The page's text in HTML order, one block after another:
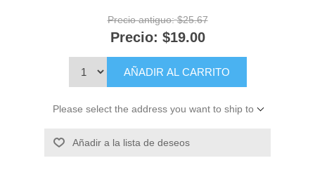
Precio antiguo: $25.67
Precio: $19.00
AÑADIR AL CARRITO
Please select the address you want to ship to
Añadir a la lista de deseos